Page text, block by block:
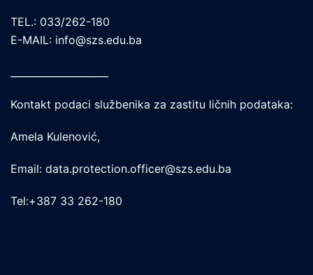
TEL.: 033/262-180
E-MAIL: info@szs.edu.ba
Kontakt podaci službenika za zastitu ličnih podataka:
Amela Kulenović,
Email: data.protection.officer@szs.edu.ba
Tel:+387 33 262-180